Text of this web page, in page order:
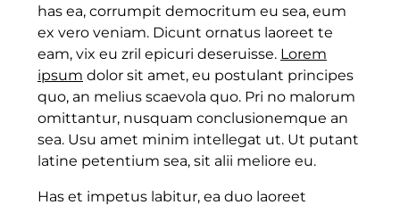
has ea, corrumpit democritum eu sea, eum
ex vero veniam. Dicunt ornatus laoreet te
eam, vix eu zril epicuri deseruisse. Lorem
ipsum dolor sit amet, eu postulant principes
quo, an melius scaevola quo. Pri no malorum
omittantur, nusquam conclusionemque an
sea. Usu amet minim intellegat ut. Ut putant
latine petentium sea, sit alii meliore eu.
Has et impetus labitur, ea duo laoreet